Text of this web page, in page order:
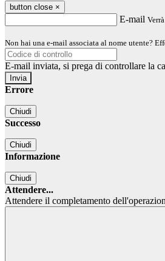
button close ×
E-mail
Non hai una e-mail associata al nome utente?
E-mail inviata, si prega di controllare la
Errore
Chiudi
Successo
Chiudi
Informazione
Chiudi
Attendere...
Attendere il completamento